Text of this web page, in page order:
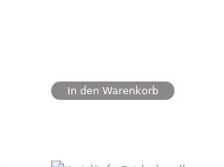
In den Warenkorb